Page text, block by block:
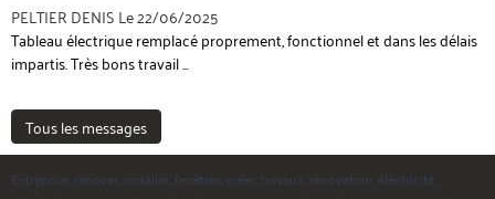
PELTIER DENIS Le 22/06/2025
Tableau électrique remplacé proprement, fonctionnel et dans les délais
impartis. Très bons travail ...
Tous les messages
Entreprise, renover, installer, fenêtres, créer, travaux, rénovation, éléctricité,